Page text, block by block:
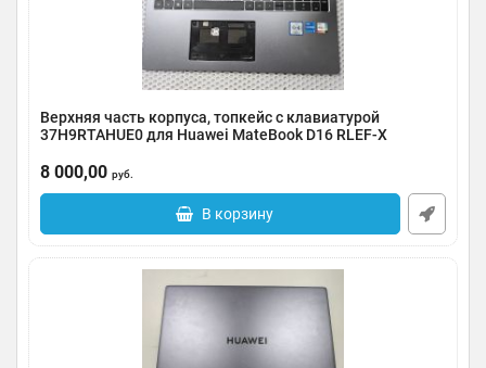
Верхняя часть корпуса, топкейс с клавиатурой
37H9RTAHUE0 для Huawei MateBook D16 RLEF-X
8 000,00 руб.
В корзину